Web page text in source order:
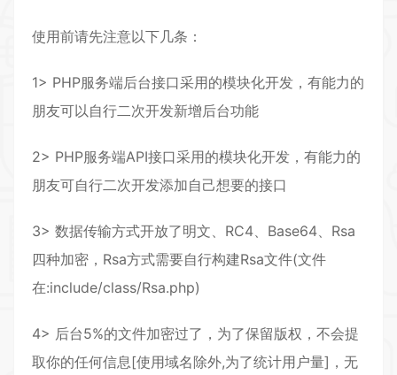
使用前请先注意以下几条：
1> PHP服务端后台接口采用的模块化开发，有能力的
朋友可以自行二次开发新增后台功能
2> PHP服务端API接口采用的模块化开发，有能力的
朋友可自行二次开发添加自己想要的接口
3> 数据传输方式开放了明文、RC4、Base64、Rsa
四种加密，Rsa方式需要自行构建Rsa文件(文件
在:include/class/Rsa.php)
4> 后台5%的文件加密过了，为了保留版权，不会提
取你的任何信息[使用域名除外,为了统计用户量]，无